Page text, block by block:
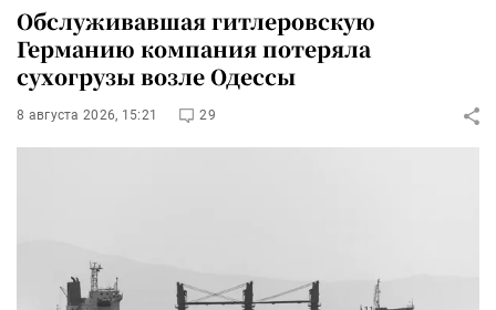
Обслуживавшая гитлеровскую
Германию компания потеряла
сухогрузы возле Одессы
8 августа 2026, 15:21 29